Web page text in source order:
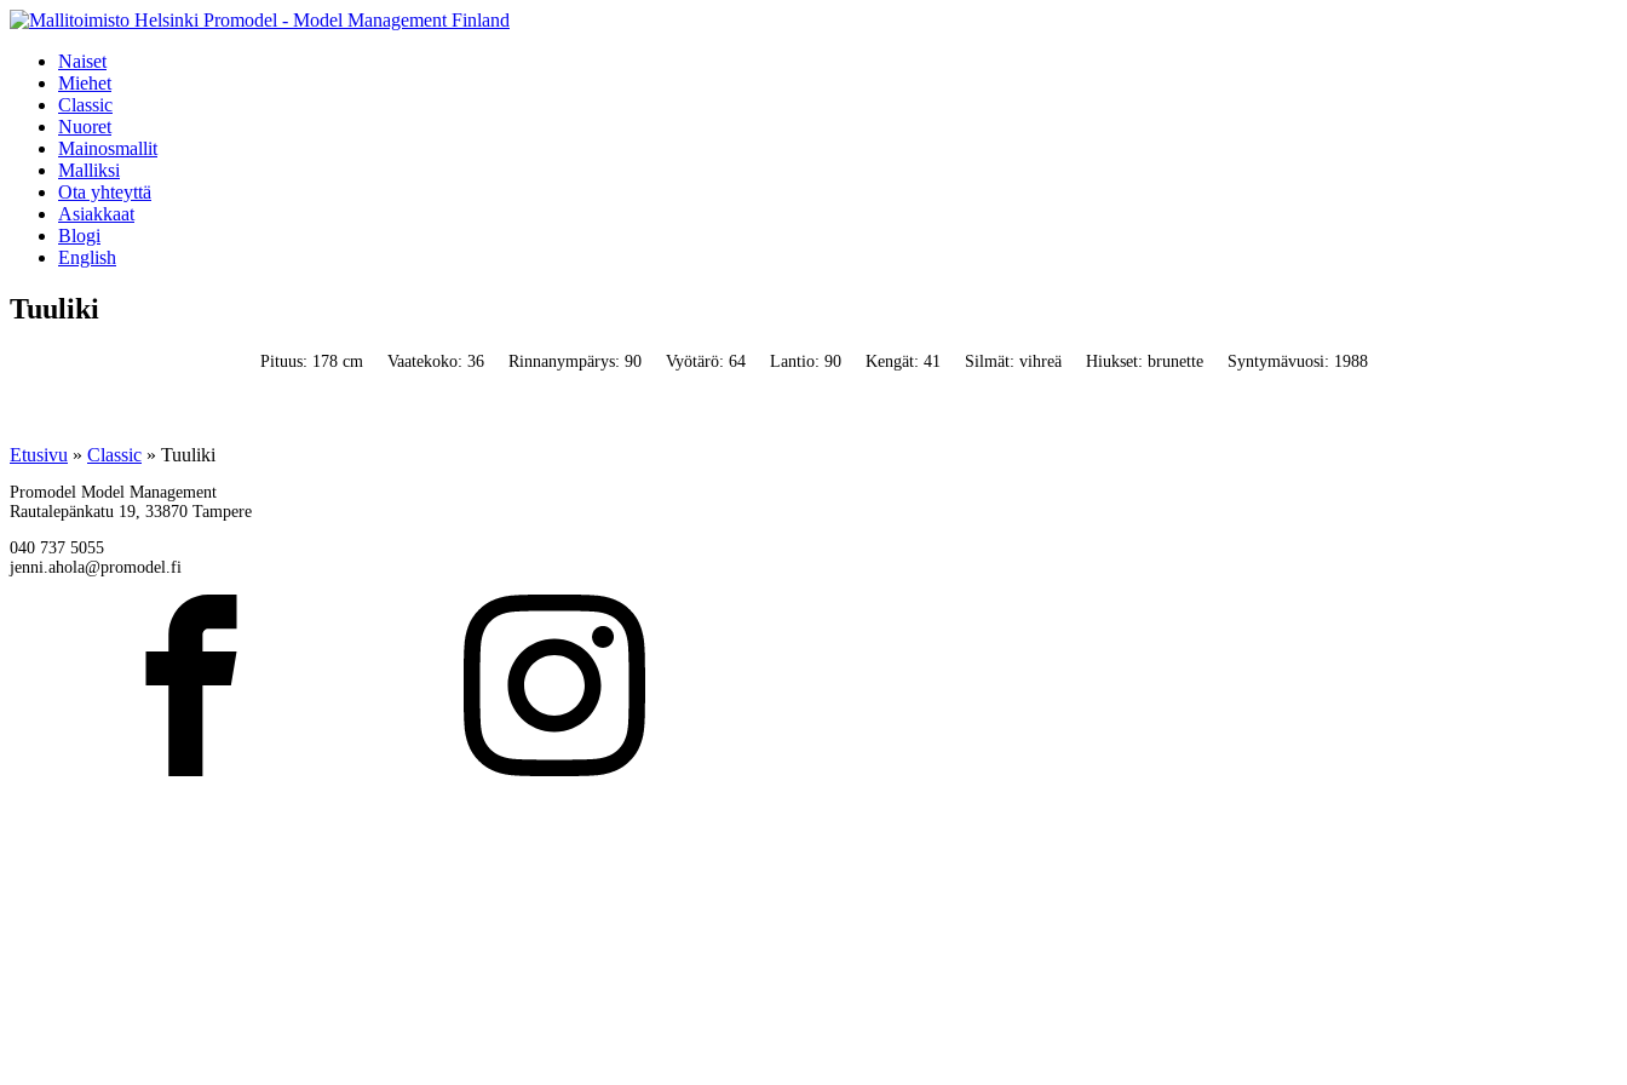
Naiset
Miehet
Classic
Nuoret
Mainosmallit
Malliksi
Ota yhteyttä
Asiakkaat
Blogi
English
Tuuliki
Pituus: 178 cm Vaatekoko: 36 Rinnanympärys: 90 Vyötärö: 64 Lantio: 90 Kengät: 41 Silmät: vihreä Hiukset: brunette Syntymävuosi: 1988
Etusivu » Classic » Tuuliki
Promodel Model Management
Rautalepänkatu 19, 33870 Tampere
040 737 5055
jenni.ahola@promodel.fi